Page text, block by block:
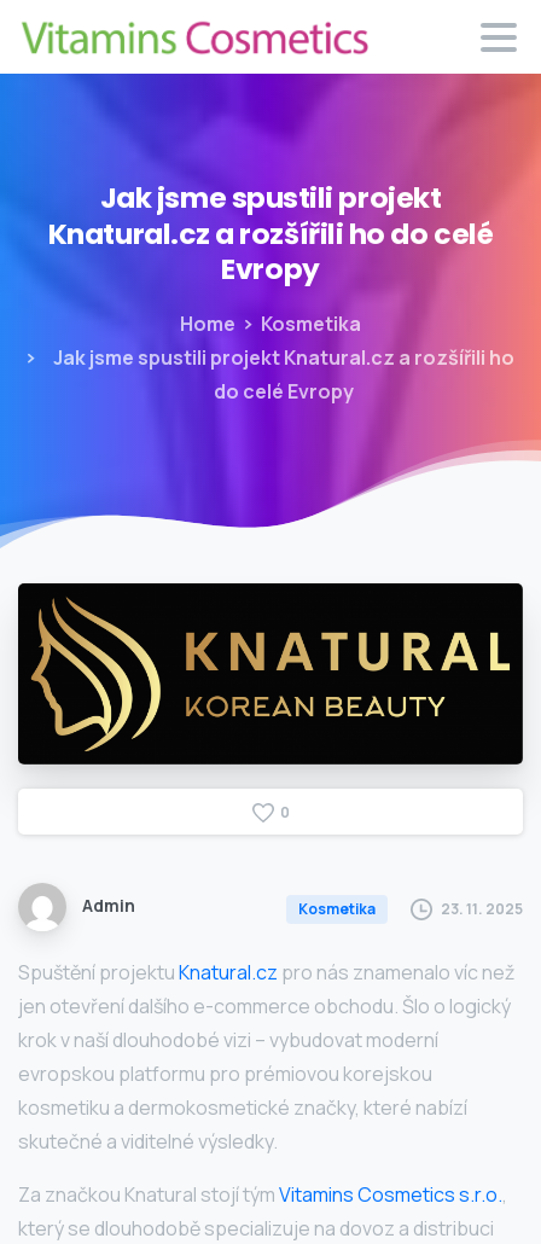
Jakjsmespustiliprojekt
Knatural.czarozšířilihodocelé
Evropy
Home
Kosmetika
Jak jsme spustili projekt Knatural.cz a rozšířili ho
do celé Evropy
0
Admin Kosmetika 23. 11. 2025
Spuštění projektuKnatural.cz pro nás znamenalo víc než
jen otevření dalšího e-commerce obchodu. Šlo o logický
krok v naší dlouhodobé vizi – vybudovat moderní
evropskou platformu pro prémiovou korejskou
kosmetiku a dermokosmetické značky, které nabízí
skutečné a viditelné výsledky.
Za značkou Knatural stojí týmVitamins Cosmetics s.r.o.,
který se dlouhodobě specializuje na dovoz a distribuci